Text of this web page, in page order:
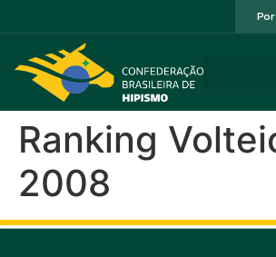
Ranking
2008